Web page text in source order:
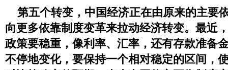
第五个转变，中国经济正在由原来的主要
向更多依靠制度变革来拉动经济转变。最近
政策要稳重，像利率、汇率，还有存款准备
不停地变化，要保持一个相对稳定的区间，